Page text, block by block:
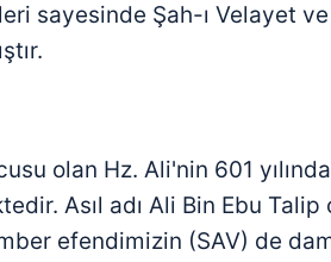
sayesinde Şah-ı Velayet
olan Hz. Ali'nin 601 yılında
Asıl adı Ali Bin Ebu Talip
efendimizin (SAV) de